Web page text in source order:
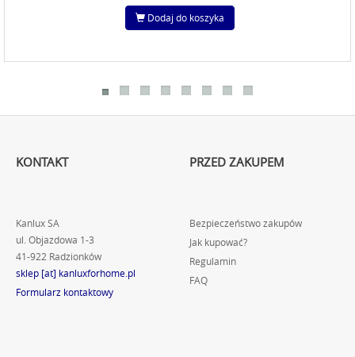
Dodaj do koszyka
KONTAKT
Kanlux SA
ul. Objazdowa 1-3
41-922 Radzionków
sklep [at] kanluxforhome.pl
Formularz kontaktowy
PRZED ZAKUPEM
Bezpieczeństwo zakupów
Jak kupować?
Regulamin
FAQ